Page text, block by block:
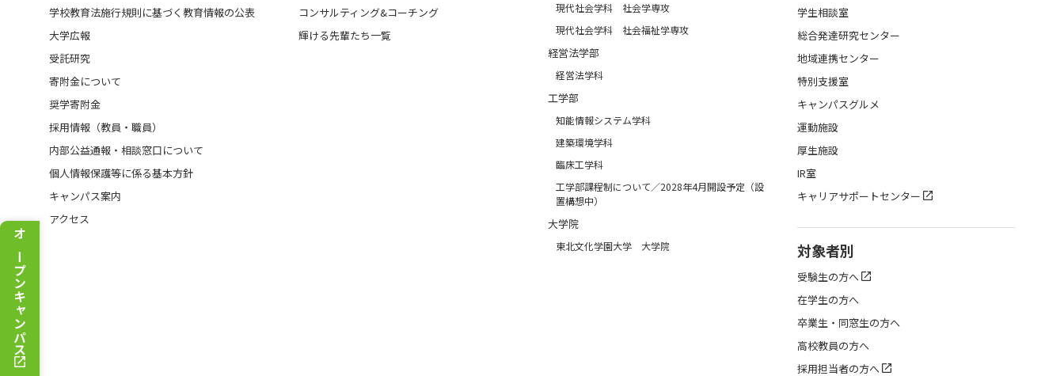
オープンキャンパス
学校教育法施行規則に基づく教育情報の公表
大学広報
受託研究
寄附金について
奨学寄附金
採用情報（教員・職員）
内部公益通報・相談窓口について
個人情報保護等に係る基本方針
キャンパス案内
アクセス
コンサルティング&コーチング
輝ける先輩たち一覧
現代社会学科 社会学専攻
現代社会学科 社会福祉学専攻
経営法学部
経営法学科
工学部
知能情報システム学科
建築環境学科
臨床工学科
工学部課程制について／2028年4月開設予定（設
置構想中）
大学院
東北文化学園大学 大学院
学生相談室
総合発達研究センター
地域連携センター
特別支援室
キャンパスグルメ
運動施設
厚生施設
IR室
キャリアサポートセンター
対象者別
受験生の方へ
在学生の方へ
卒業生・同窓生の方へ
高校教員の方へ
採用担当者の方へ